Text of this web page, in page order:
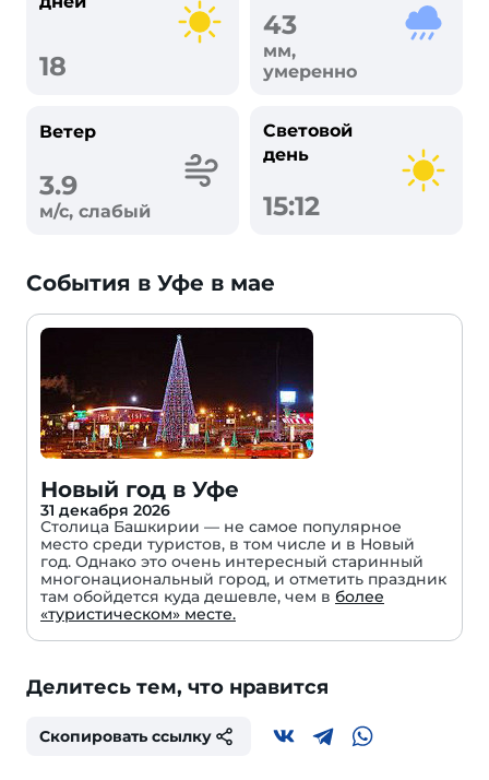
18
43
мм,
умеренно
Ветер
3.9
м/с, слабый
Световой
день
15:12
События в Уфе в мае
Новый год в Уфе
31 декабря 2026
Столица Башкирии — не самое популярное
место среди туристов, в том числе и в Новый
год. Однако это очень интересный старинный
многонациональный город, и отметить праздник
там обойдется куда дешевле, чем в более
«туристическом» месте.
Делитесь тем, что нравится
Скопировать ссылку